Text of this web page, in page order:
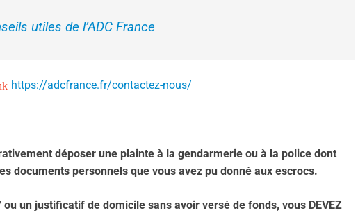
utiles de l’ADC France
https://adcfrance.fr/contactez-nous/
déposer une plainte à la gendarmerie ou à la police dont
documents personnels que vous avez pu donné aux escrocs.
ou un justificatif de domicile sans avoir versé de fonds, vous DEVEZ